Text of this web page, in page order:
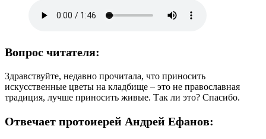
Вопрос читателя:
Здравствуйте, недавно прочитала, что приносить
искусственные цветы на кладбище – это не православная
традиция, лучше приносить живые. Так ли это? Спасибо.
Отвечает протоиерей Андрей Ефанов: